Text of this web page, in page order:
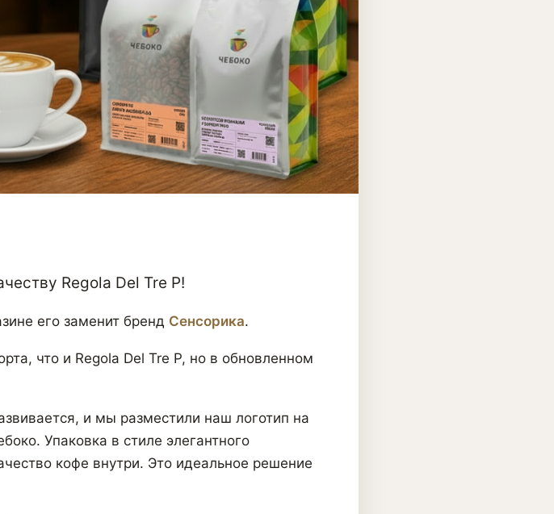
Regola Del Tre P!
его заменит бренд Сенсорика.
что и Regola Del Tre P, но в обновленном
и мы разместили наш логотип на
Упаковка в стиле элегантного
кофе внутри. Это идеальное решение